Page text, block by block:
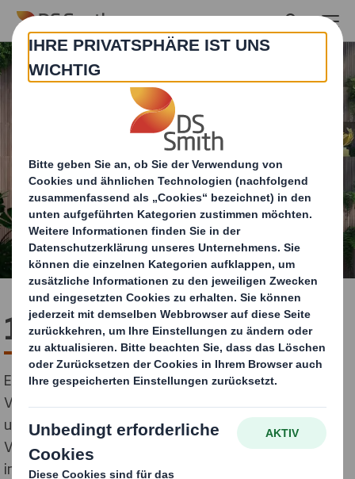
Skip to main content
100 % Recycelbar
Entdecken Sie, wie Sie mit unseren
Verpackungsdesigns erfolgreich sein können. Auffällig
und innovativ: Unsere zu 100% recycelbaren
Verpackungen werden aus Fasern hergestellt, die
immer wieder recycelt werden können.